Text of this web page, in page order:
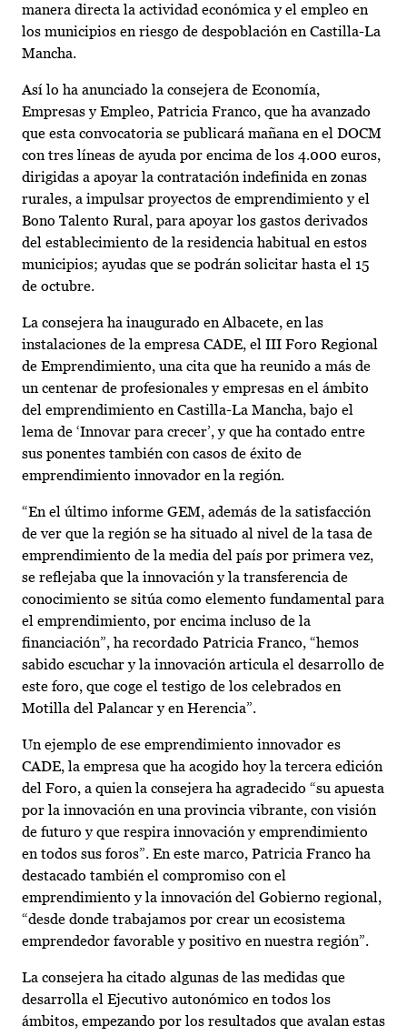
manera directa la actividad económica y el empleo en
los municipios en riesgo de despoblación en Castilla-La
Mancha.
Así lo ha anunciado la consejera de Economía,
Empresas y Empleo, Patricia Franco, que ha avanzado
que esta convocatoria se publicará mañana en el DOCM
con tres líneas de ayuda por encima de los 4.000 euros,
dirigidas a apoyar la contratación indefinida en zonas
rurales, a impulsar proyectos de emprendimiento y el
Bono Talento Rural, para apoyar los gastos derivados
del establecimiento de la residencia habitual en estos
municipios; ayudas que se podrán solicitar hasta el 15
de octubre.
La consejera ha inaugurado en Albacete, en las
instalaciones de la empresa CADE, el III Foro Regional
de Emprendimiento, una cita que ha reunido a más de
un centenar de profesionales y empresas en el ámbito
del emprendimiento en Castilla-La Mancha, bajo el
lema de ‘Innovar para crecer’, y que ha contado entre
sus ponentes también con casos de éxito de
emprendimiento innovador en la región.
“En el último informe GEM, además de la satisfacción
de ver que la región se ha situado al nivel de la tasa de
emprendimiento de la media del país por primera vez,
se reflejaba que la innovación y la transferencia de
conocimiento se sitúa como elemento fundamental para
el emprendimiento, por encima incluso de la
financiación”, ha recordado Patricia Franco, “hemos
sabido escuchar y la innovación articula el desarrollo de
este foro, que coge el testigo de los celebrados en
Motilla del Palancar y en Herencia”.
Un ejemplo de ese emprendimiento innovador es
CADE, la empresa que ha acogido hoy la tercera edición
del Foro, a quien la consejera ha agradecido “su apuesta
por la innovación en una provincia vibrante, con visión
de futuro y que respira innovación y emprendimiento
en todos sus foros”. En este marco, Patricia Franco ha
destacado también el compromiso con el
emprendimiento y la innovación del Gobierno regional,
“desde donde trabajamos por crear un ecosistema
emprendedor favorable y positivo en nuestra región”.
La consejera ha citado algunas de las medidas que
desarrolla el Ejecutivo autonómico en todos los
ámbitos, empezando por los resultados que avalan estas